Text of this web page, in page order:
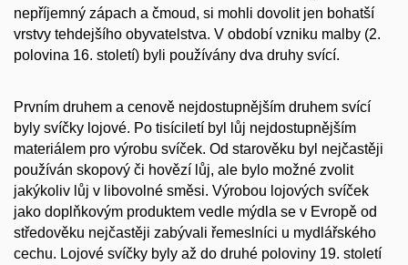
nepříjemný zápach a čmoud, si mohli dovolit jen bohatší
vrstvy tehdejšího obyvatelstva. V období vzniku malby (2.
polovina 16. století) byli používány dva druhy svící.
Prvním druhem a cenově nejdostupnějším druhem svící
byly svíčky lojové. Po tisíciletí byl lůj nejdostupnějším
materiálem pro výrobu svíček. Od starověku byl nejčastěji
používán skopový či hovězí lůj, ale bylo možné zvolit
jakýkoliv lůj v libovolné směsi. Výrobou lojových svíček
jako doplňkovým produktem vedle mýdla se v Evropě od
středověku nejčastěji zabývali řemeslníci u mydlářského
cechu. Lojové svíčky byly až do druhé poloviny 19. století